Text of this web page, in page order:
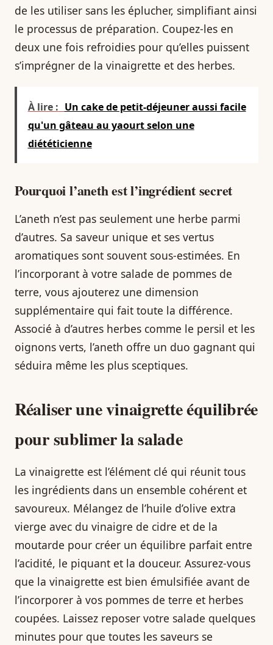
de les utiliser sans les éplucher, simplifiant ainsi
le processus de préparation. Coupez-les en
deux une fois refroidies pour qu’elles puissent
s’imprégner de la vinaigrette et des herbes.
À lire : Un cake de petit-déjeuner aussi facile
qu'un gâteau au yaourt selon une
diététicienne
Pourquoi l’aneth est l’ingrédient secret
L’aneth n’est pas seulement une herbe parmi
d’autres. Sa saveur unique et ses vertus
aromatiques sont souvent sous-estimées. En
l’incorporant à votre salade de pommes de
terre, vous ajouterez une dimension
supplémentaire qui fait toute la différence.
Associé à d’autres herbes comme le persil et les
oignons verts, l’aneth offre un duo gagnant qui
séduira même les plus sceptiques.
Réaliser une vinaigrette équilibrée
pour sublimer la salade
La vinaigrette est l’élément clé qui réunit tous
les ingrédients dans un ensemble cohérent et
savoureux. Mélangez de l’huile d’olive extra
vierge avec du vinaigre de cidre et de la
moutarde pour créer un équilibre parfait entre
l’acidité, le piquant et la douceur. Assurez-vous
que la vinaigrette est bien émulsifiée avant de
l’incorporer à vos pommes de terre et herbes
coupées. Laissez reposer votre salade quelques
minutes pour que toutes les saveurs se